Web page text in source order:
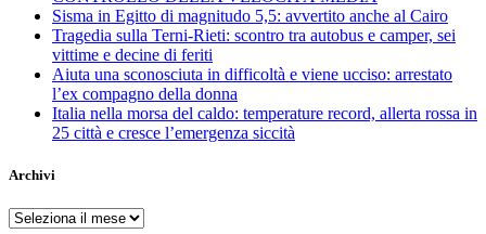
Sisma in Egitto di magnitudo 5,5: avvertito anche al Cairo
Tragedia sulla Terni-Rieti: scontro tra autobus e camper, sei
vittime e decine di feriti
Aiuta una sconosciuta in difficoltà e viene ucciso: arrestato
l’ex compagno della donna
Italia nella morsa del caldo: temperature record, allerta rossa in
25 città e cresce l’emergenza siccità
Archivi
Archivi